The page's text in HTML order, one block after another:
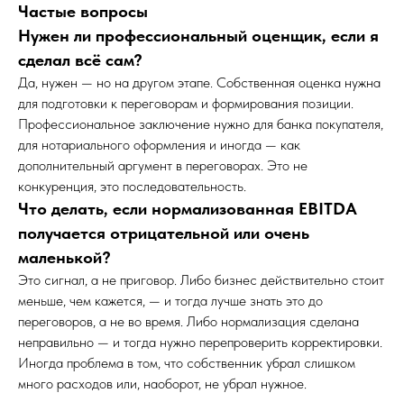
Частые вопросы
Нужен ли профессиональный оценщик, если я
сделал всё сам?
Да, нужен — но на другом этапе. Собственная оценка нужна
для подготовки к переговорам и формирования позиции.
Профессиональное заключение нужно для банка покупателя,
для нотариального оформления и иногда — как
дополнительный аргумент в переговорах. Это не
конкуренция, это последовательность.
Что делать, если нормализованная EBITDA
получается отрицательной или очень
маленькой?
Это сигнал, а не приговор. Либо бизнес действительно стоит
меньше, чем кажется, — и тогда лучше знать это до
переговоров, а не во время. Либо нормализация сделана
неправильно — и тогда нужно перепроверить корректировки.
Иногда проблема в том, что собственник убрал слишком
много расходов или, наоборот, не убрал нужное.